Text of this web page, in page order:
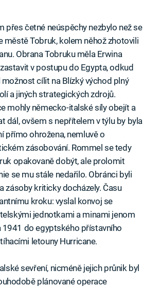
přes četné neúspěchy nezbylo než se
městě Tobruk, kolem něhož zhotovili
Obrana Tobruku měla Erwina
v postupu do Egypta, odkud
možnost cílit na Blízký východ plný
a jiných strategických zdrojů.
mohly německo-italské síly obejít a
dál, ovšem s nepřítelem v týlu by byla
přímo ohrožena, nemluvě o
zásobování. Rommel se tedy
opakovaně dobýt, ale prolomit
se mu stále nedařilo. Obránci byli
zásoby kriticky docházely. Času
kroku: vyslal konvoj se
jednotkami a minami jenom
1941 do egyptského přístavního
letouny Hurricane.
sevření, nicméně jejich průnik byl
plánované operace